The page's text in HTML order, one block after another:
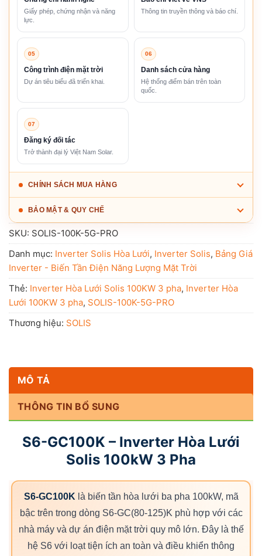
Giấy phép, chứng nhận và năng
lực.
Thông tin truyền thông và báo chí.
05
Công trình điện mặt trời
Dự án tiêu biểu đã triển khai.
06
Danh sách cửa hàng
Hệ thống điểm bán trên toàn
quốc.
07
Đăng ký đối tác
Trở thành đại lý Việt Nam Solar.
CHÍNH SÁCH MUA HÀNG
BẢO MẬT & QUY CHẾ
SKU: SOLIS-100K-5G-PRO
Danh mục: Inverter Solis Hòa Lưới, Inverter Solis, Bảng Giá
Inverter - Biến Tần Điện Năng Lượng Mặt Trời
Thẻ: Inverter Hòa Lưới Solis 100KW 3 pha, Inverter Hòa
Lưới 100KW 3 pha, SOLIS-100K-5G-PRO
Thương hiệu: SOLIS
MÔ TẢ
THÔNG TIN BỔ SUNG
S6-GC100K – Inverter Hòa Lưới
Solis 100kW 3 Pha
S6-GC100K là biến tần hòa lưới ba pha 100kW, mã
bậc trên trong dòng S6-GC(80-125)K phù hợp với các
nhà máy và dự án điện mặt trời quy mô lớn. Đây là thế
hệ S6 với loạt tiện ích an toàn và điều khiển thông